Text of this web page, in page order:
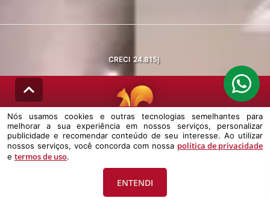
CRECI 24.815j
© DESENVOLVIDO PELAAGIL.NET
Nós usamos cookies e outras tecnologias semelhantes para melhorar a
sua experiência em nossos serviços, personalizar publicidade e
Nós usamos cookies e outras tecnologias semelhantes para
melhorar a sua experiência em nossos serviços, personalizar
publicidade e recomendar conteúdo de seu interesse. Ao utilizar
nossos serviços, você concorda com nossa política de privacidade
e termos de uso.
ENTENDI